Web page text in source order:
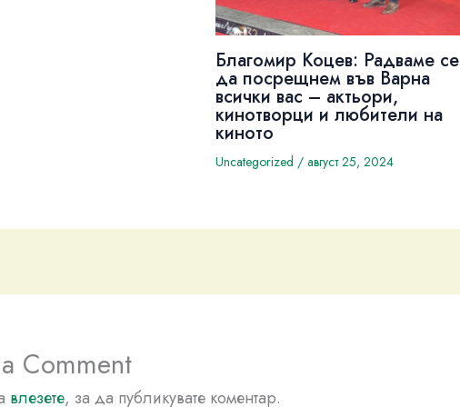
Благомир Коцев: Радваме се
да посрещнем във Варна
всички вас – актьори,
кинотворци и любители на
киното
Uncategorized / август 25, 2024
Comment
влезете, за да публикувате коментар.